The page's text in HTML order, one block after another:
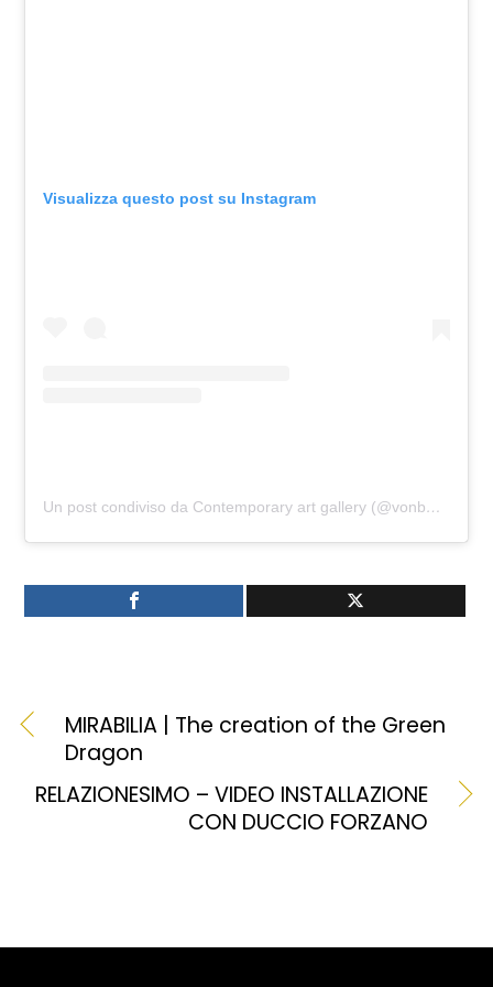
Visualizza questo post su Instagram
Un post condiviso da Contemporary art gallery (@vonburen.contemporary)
MIRABILIA | The creation of the Green
Dragon
RELAZIONESIMO – VIDEO INSTALLAZIONE
CON DUCCIO FORZANO